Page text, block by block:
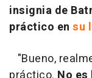
insignia de
práctico en su
"Bueno,